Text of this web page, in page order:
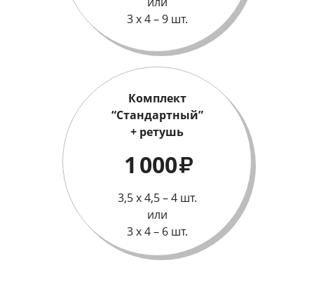
3 х 4 – 9 шт.
Комплект
“Стандартный”
+ ретушь
1 000₽
3,5 х 4,5 – 4 шт.
или
3 х 4 – 6 шт.